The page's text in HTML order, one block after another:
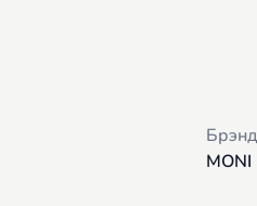
Брэнд
MONI